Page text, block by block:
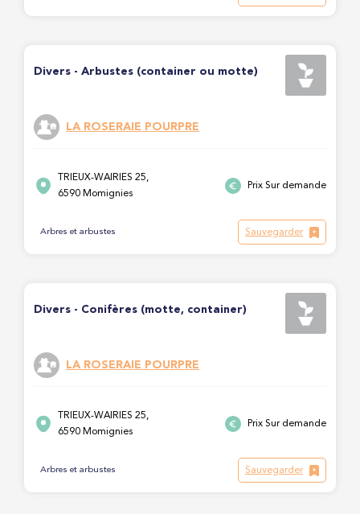
Divers - Arbustes (container ou motte)
LA ROSERAIE POURPRE
TRIEUX-WAIRIES 25,
6590 Momignies
Prix Sur demande
Arbres et arbustes Sauvegarder
Divers - Conifères (motte, container)
LA ROSERAIE POURPRE
TRIEUX-WAIRIES 25,
6590 Momignies
Prix Sur demande
Arbres et arbustes Sauvegarder